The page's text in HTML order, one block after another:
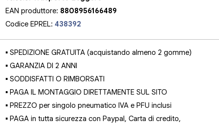
EAN produttore: 8808956166489
Codice EPREL:438392
▪ SPEDIZIONE GRATUITA (acquistando almeno 2 gomme)
▪ GARANZIA DI 2 ANNI
▪ SODDISFATTI O RIMBORSATI
▪ PAGA IL MONTAGGIO DIRETTAMENTE SUL SITO
▪ PREZZO per singolo pneumatico IVA e PFU inclusi
▪ PAGA in tutta sicurezza con Paypal, Carta di credito,